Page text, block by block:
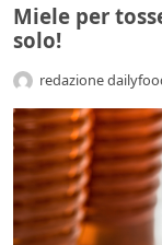
Miele per
solo!
redazione